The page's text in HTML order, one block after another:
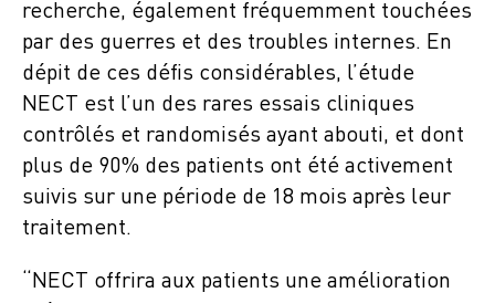
recherche, également fréquemment touchées
par des guerres et des troubles internes. En
dépit de ces défis considérables, l’étude
NECT est l’un des rares essais cliniques
contrôlés et randomisés ayant abouti, et dont
plus de 90% des patients ont été activement
suivis sur une période de 18 mois après leur
traitement.
“NECT offrira aux patients une amélioration